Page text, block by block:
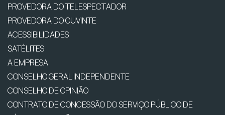
PROVEDORA DO TELESPECTADOR
PROVEDORA DO OUVINTE
ACESSIBILIDADES
SATÉLITES
A EMPRESA
CONSELHO GERAL INDEPENDENTE
CONSELHO DE OPINIÃO
CONTRATO DE CONCESSÃO DO SERVIÇO PÚBLICO DE